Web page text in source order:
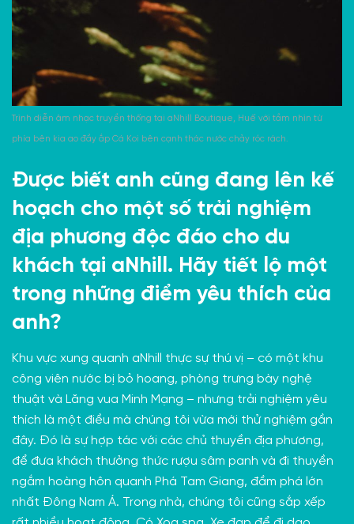
Trình diễn âm nhạc truyền thống tại aNhill Boutique, Huế với tầm nhìn từ
phía bên kia ao đầy ắp Cá Koi bên cạnh thác nước chảy róc rách.
Được biết anh cũng đang lên kế
hoạch cho một số trải nghiệm
địa phương độc đáo cho du
khách tại aNhill. Hãy tiết lộ một
trong những điểm yêu thích của
anh?
Khu vực xung quanh aNhill thực sự thú vị – có một khu
công viên nước bị bỏ hoang, phòng trưng bày nghệ
thuật và Lăng vua Minh Mạng – nhưng trải nghiệm yêu
thích là một điều mà chúng tôi vừa mới thử nghiệm gần
đây. Đó là sự hợp tác với các chủ thuyền địa phương,
để đưa khách thưởng thức rượu sâm panh và đi thuyền
ngắm hoàng hôn quanh Phá Tam Giang, đầm phá lớn
nhất Đông Nam Á. Trong nhà, chúng tôi cũng sắp xếp